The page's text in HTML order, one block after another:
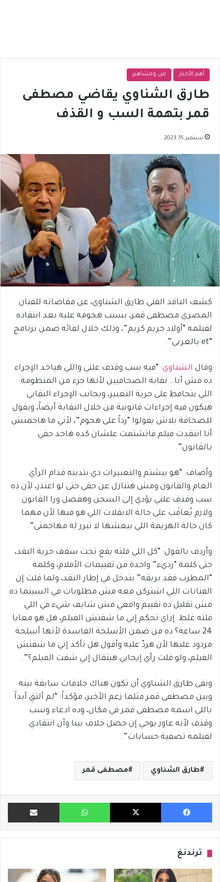
أهم الأخبار فن ومشاهير
طارق الشناوي يقاضي مصطفى
قمر بتهمة السب و القذف
سبتمبر 15, 2023
كشف الناقد الفني طارق الشناوي، عن مقاضاته للفنان
المصري مصطفى قمر، بسبب هجومه عليه بعد انتقاده
لفيلمه “أولاد حريم كريم”، وذلك خلال لقائه ضمن برنامج
“et بالعربي”.
وقال الشناوي: “فيه سب وقذف علني واللي هياخد الإجراء
ده مش أنا… نقابة الصحافيين لأنها جزء من المنظومة
اللي بتحافظ على حرية التعبير، وبجانب الإجراء النقابي
هيكون فيه إجراءات قانونية من خلال النقابة أيضاً، وبقول
للصحافة بلاش يقولوا “رداً على هجوم”، لأني ما هاجمتش
أنا انتقدت فيلم فاتشتمت علشان كده هاخد حقي
بالقانون”.
وأضاف: “هو بيشتم والتعبيرات دي بتدينه قدام الرأي
العام والقانون ومش هتنازل عن حقي حتى لو اعتذر، لأن ده
سب وقذف علني يؤدي إلى السجن وهفضل ورا القانون
ولازم يُعاقَب على حالة الانفلات اللي هو فيها لأن مهما
كان حالة الهزيمة اللي بيعشها لا تبرر له مهاجمتي”.
وأردف بالقول: “كل اللي قلته يقع تحت سقف حرية النقد،
حتى كلمة “رديء” واحدة من تقييمات الأفلام، وكلمة
“المطرب فقد بريقه” بتدخل في إطار النقد، ولما قلت إن
الفنانات اللي اشتركن معه مش مطلوبات في السينما ده
مش تقليل ده تقييم واقعي مش شايف شيء في اللي
قلته غلط. إزاي تحكم إني ما شفتش الفيلم، هل هو معايا
24 ساعة؟ ده من ضمن الأسلحة الفاسدة لأنها أسلحة
مردود عليها لأن هردّ عليه وأقول هل تأكد إني ما شفتش
الفيلم، ولو قلت رأي إيجابي هيتقال إني شفت الفيلم؟”.
ونفى طارق الشناوي أن تكون هناك خلافات سابقة بينه
وبين مصطفى قمر مثلما زعم الأخير، مؤكداً: “لم ألتقِ أبداً
باللي اسمه مصطفى قمر في مكان، وده ادعاء وسب
وقذف لأنه عاوز يوحي إن حصل خلاف بينا وأن انتقادي
لفيلمه تصفية حسابات”.
طارق الشناوي مصطفى قمر
فيسبوك X واتساب مشاركة
ترندنغ